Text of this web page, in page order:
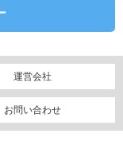
運営会社
お問い合わせ